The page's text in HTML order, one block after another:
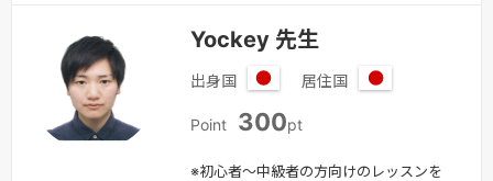
Yockey 先生
出身国
本
居住国
Point 300pt
※初心者〜中級者の方向けのレッスンを